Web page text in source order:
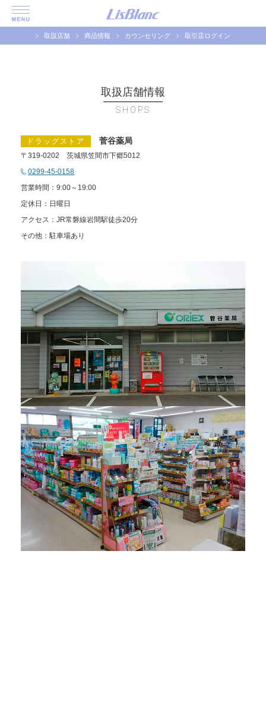
取扱店舗 商品情報 カウンセリング 取引店ログイン
取扱店舗情報
SHOPS
ドラッグストア 菅谷薬局
〒319-0202 茨城県笠間市下郷5012
0299-45-0158
営業時間：9:00～19:00
定休日：日曜日
アクセス：JR常磐線岩間駅徒歩20分
その他：駐車場あり